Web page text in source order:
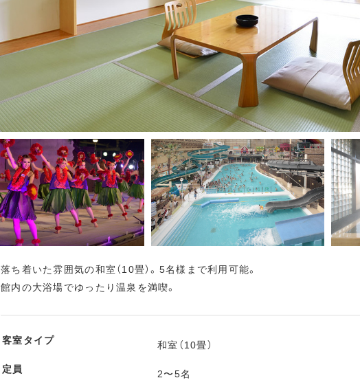
落ち着いた雰囲気の和室（10畳）。5名様まで利用可能。
館内の大浴場でゆったり温泉を満喫。
客室タイプ
和室（10畳）
定員
2〜5名